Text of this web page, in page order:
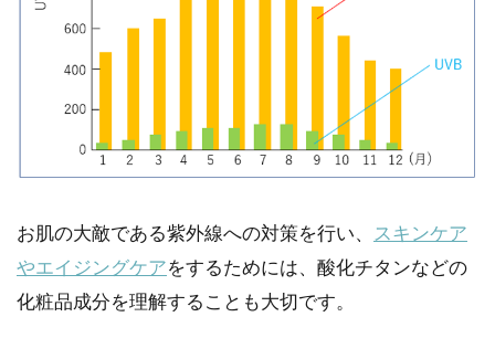
お肌の大敵である紫外線への対策を行い、
スキンケア
やエイジングケアをするためには、酸化チタンなどの
化粧品成分を理解することも大切です。